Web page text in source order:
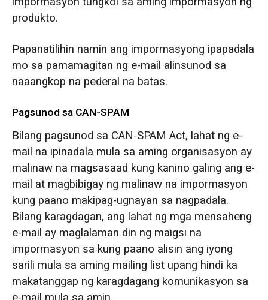
produkto.
Papanatilihin namin ang impormasyong ipapadala
mo sa pamamagitan ng e-mail alinsunod sa
naaangkop na pederal na batas.
Pagsunod sa CAN-SPAM
Bilang pagsunod sa CAN-SPAM Act, lahat ng e-
mail na ipinadala mula sa aming organisasyon ay
malinaw na magsasaad kung kanino galing ang e-
mail at magbibigay ng malinaw na impormasyon
kung paano makipag-ugnayan sa nagpadala.
Bilang karagdagan, ang lahat ng mga mensaheng
e-mail ay maglalaman din ng maigsi na
impormasyon sa kung paano alisin ang iyong
sarili mula sa aming mailing list upang hindi ka
makatanggap ng karagdagang komunikasyon sa